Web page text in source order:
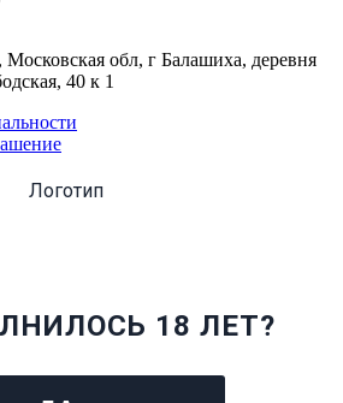
обл, г Балашиха, деревня
40 к 1
18 ЛЕТ?